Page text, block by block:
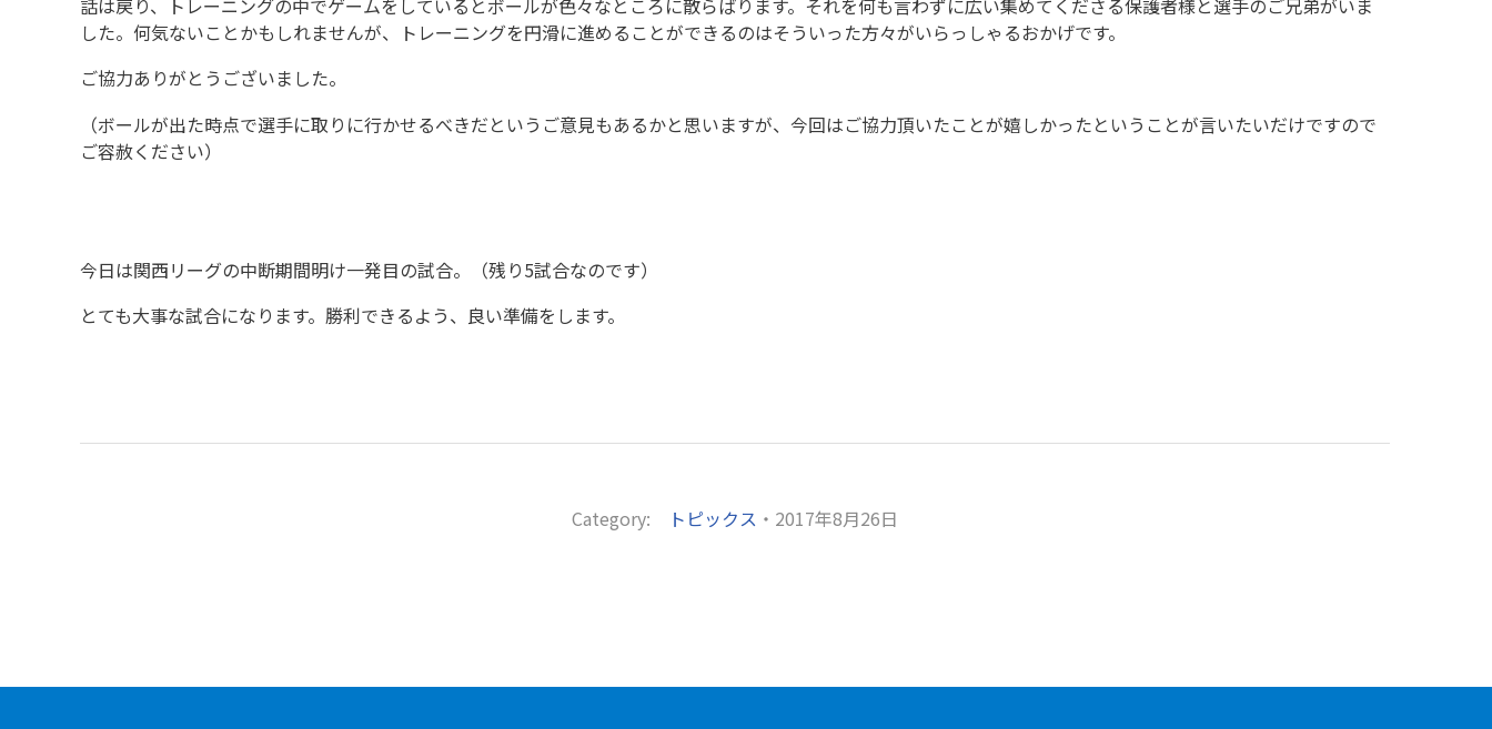
した。何気ないことかもしれませんが、トレーニングを円滑に進めることができるのはそういった方々がいらっしゃるおかげです。
ご協力ありがとうございました。
（ボールが出た時点で選手に取りに行かせるべきだというご意見もあるかと思いますが、今回はご協力頂いたことが嬉しかったということが言いたいだけですので
ご容赦ください）
今日は関西リーグの中断期間明け一発目の試合。（残り5試合なのです）
とても大事な試合になります。勝利できるよう、良い準備をします。
Category: トピックス ・2017年8月26日